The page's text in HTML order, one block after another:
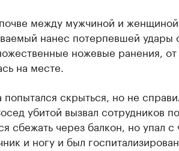
между мужчиной и
нанес потерпевшей удары
ножевые ранения,
на месте.
скрыться, но не
убитой вызвал сотрудников
сбежать через балкон, но упал
и ногу и был госпитализирован.